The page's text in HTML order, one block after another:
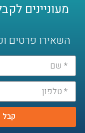
מעוניינים
השאירו פרטים
קבל